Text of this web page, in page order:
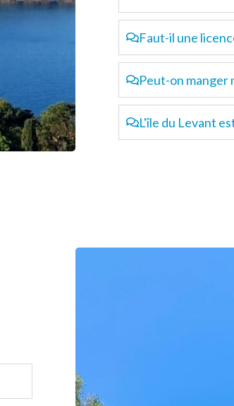
Faut-il une
Peut-on manger
L'île du Levant